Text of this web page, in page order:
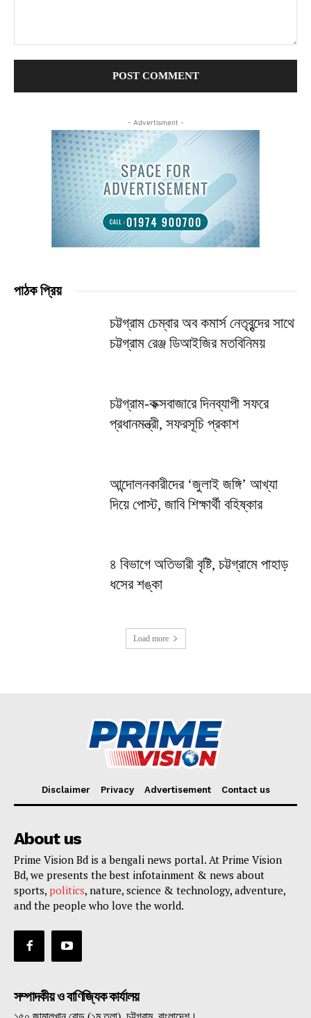
- Advertisment -
পাঠক প্রিয়
চট্টগ্রাম চেম্বার অব কমার্স নেতৃবৃন্দের সাথে
চট্টগ্রাম রেঞ্জ ডিআইজির মতবিনিময়
চট্টগ্রাম-কক্সবাজারে দিনব্যাপী সফরে
প্রধানমন্ত্রী, সফরসূচি প্রকাশ
আন্দোলনকারীদের ‘জুলাই জঙ্গি’ আখ্যা
দিয়ে পোস্ট, জাবি শিক্ষার্থী বহিষ্কার
৪ বিভাগে অতিভারী বৃষ্টি, চট্টগ্রামে পাহাড়
ধসের শঙ্কা
Load more
Disclaimer Privacy Advertisement Contact us
About us
Prime Vision Bd is a bengali news portal. At Prime Vision
Bd, we presents the best infotainment & news about
sports, politics, nature, science & technology, adventure,
and the people who love the world.
সম্পাদকীয় ও বাণিজ্যিক কার্যালয়